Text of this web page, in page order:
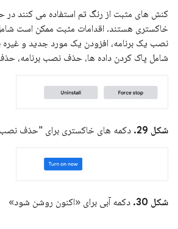
کنش های مثبت از رنگ تم استفاده می کنند
خاکستری هستند. اقدامات مثبت ممکن است شامل
نصب یک برنامه، افزودن یک مورد جدید و غیره
شامل پاک کردن داده ها، حذف نصب برنامه،
شکل 29. دکمه های خاکستری برای "حذف
شکل 30. دکمه آبی برای «اکنون روشن شود»